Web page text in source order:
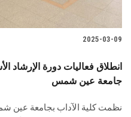
2025-03-09
انطلاق فعاليات دورة الإرشاد
جامعة عين شمس
نظمت كلية الآداب بجامعة عين